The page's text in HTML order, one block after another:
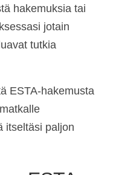
)
hakemuksia tai
jotain
tutkia
ESTA-hakemusta
itseltäsi paljon